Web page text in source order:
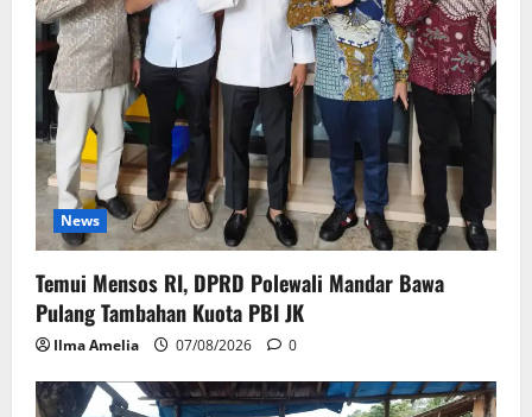
News
Temui Mensos RI, DPRD Polewali Mandar Bawa
Pulang Tambahan Kuota PBI JK
Ilma Amelia 07/08/2026 0